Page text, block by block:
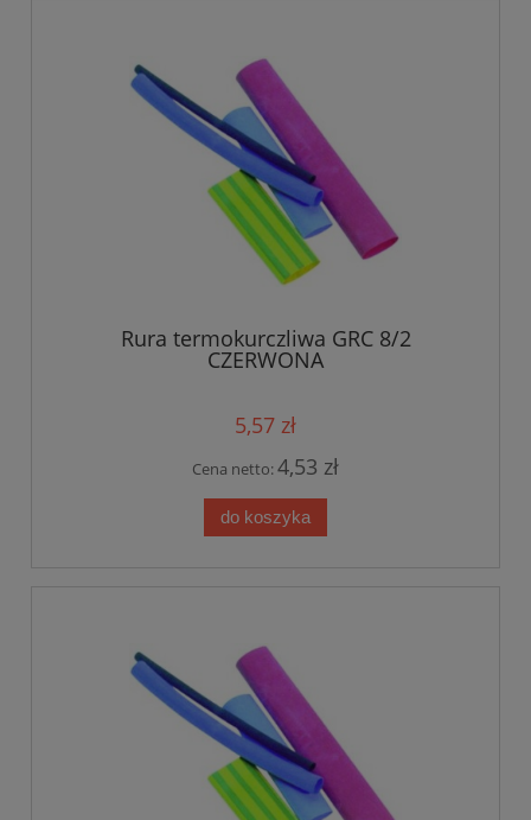
Rura termokurczliwa GRC 8/2
CZERWONA
5,57 zł
Cena netto:4,53 zł
do koszyka